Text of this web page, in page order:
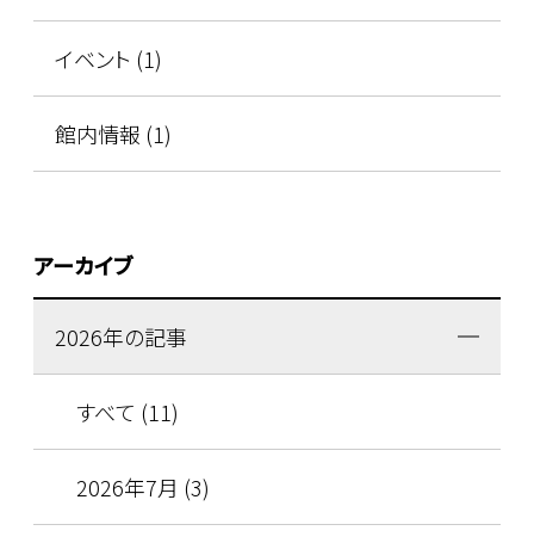
イベント (1)
館内情報 (1)
アーカイブ
2026年の記事
すべて (11)
2026年7月 (3)